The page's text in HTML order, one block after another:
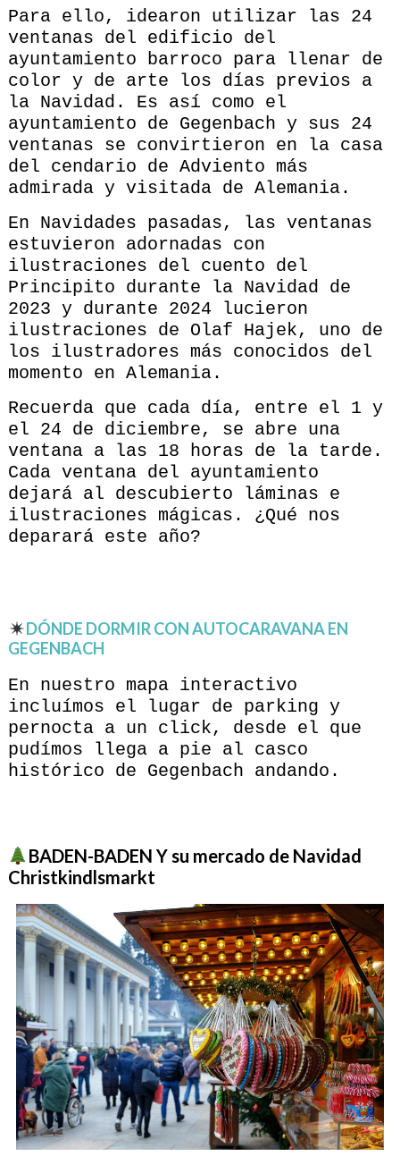
Para ello, idearon utilizar las 24
ventanas del edificio del
ayuntamiento barroco para llenar de
color y de arte los días previos a
la Navidad. Es así como el
ayuntamiento de Gegenbach y sus 24
ventanas se convirtieron en la casa
del cendario de Adviento más
admirada y visitada de Alemania.
En Navidades pasadas, las ventanas
estuvieron adornadas con
ilustraciones del cuento del
Principito durante la Navidad de
2023 y durante 2024 lucieron
ilustraciones de Olaf Hajek, uno de
los ilustradores más conocidos del
momento en Alemania.
Recuerda que cada día, entre el 1 y
el 24 de diciembre, se abre una
ventana a las 18 horas de la tarde.
Cada ventana del ayuntamiento
dejará al descubierto láminas e
ilustraciones mágicas. ¿Qué nos
deparará este año?
DÓNDE DORMIR CON AUTOCARAVANA EN
GEGENBACH
En nuestro mapa interactivo
incluímos el lugar de parking y
pernocta a un click, desde el que
pudímos llega a pie al casco
histórico de Gegenbach andando.
BADEN-BADEN Y su mercado de Navidad
Christkindlsmarkt